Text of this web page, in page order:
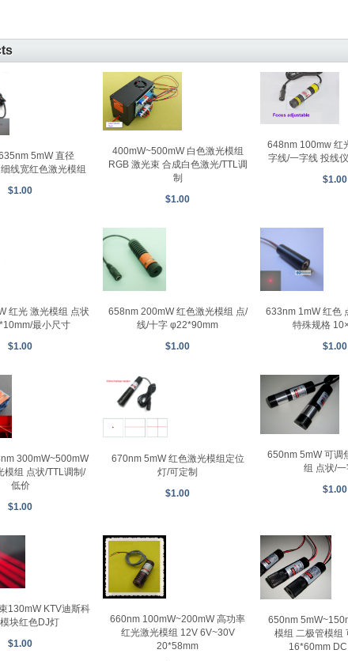
5mW 直径
线宽红色激光模组
$1.00
400mW~500mW 白色激光模组
RGB 激光束 合成白色激光/TTL调
制
$1.00
648nm 100mw 红
字线/一字线 投线
$1.00
红光 激光模组 点状
最小尺寸
$1.00
658nm 200mW 红色激光模组 点/
线/十字 φ22*90mm
$1.00
633nm 1mW 红色
特殊规格
$1.00
300mW~500mW
模组 点状/TTL调制/
低价
$1.00
670nm 5mW 红色激光模组定位
灯/可定制
$1.00
650nm 5mW 可调
组 点状/
$1.00
130mW KTV迪斯科
块红色DJ灯
$1.00
660nm 100mW~200mW 高功率
红光激光模组 12V 6V~30V
20*58mm
650nm
模组 二极管模组
16*60mm